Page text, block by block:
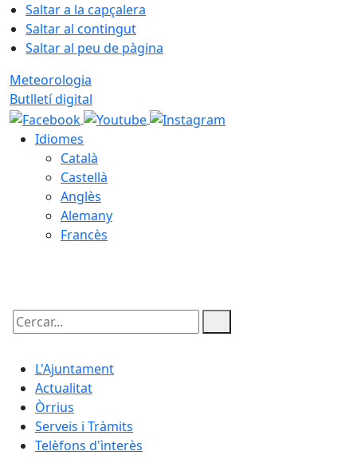
Saltar a la capçalera
Saltar al contingut
Saltar al peu de pàgina
Meteorologia
Butlletí digital
Idiomes
Català
Castellà
Anglès
Alemany
Francès
Cercar:
L'Ajuntament
Actualitat
Òrrius
Serveis i Tràmits
Telèfons d'ìnterès